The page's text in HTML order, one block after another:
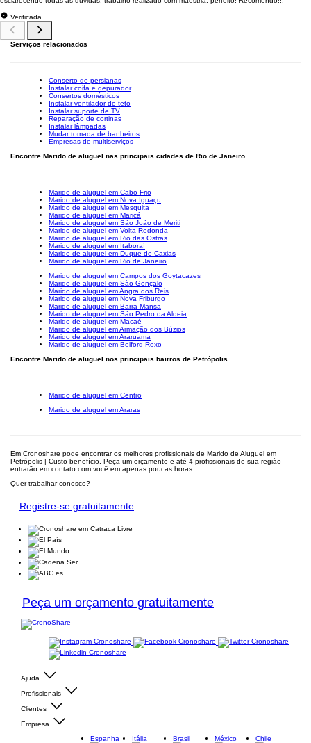
Verificada
Serviços relacionados
Conserto de persianas
Instalar coifa e depurador
Consertos domésticos
Instalar ventilador de teto
Instalar suporte de TV
Reparação de cortinas
Instalar lâmpadas
Mudar tomada de banheiros
Empresas de multiserviços
Encontre Marido de aluguel nas principais cidades de Rio de Janeiro
Marido de aluguel em Cabo Frio
Marido de aluguel em Nova Iguaçu
Marido de aluguel em Mesquita
Marido de aluguel em Maricá
Marido de aluguel em São João de Meriti
Marido de aluguel em Volta Redonda
Marido de aluguel em Rio das Ostras
Marido de aluguel em Itaboraí
Marido de aluguel em Duque de Caxias
Marido de aluguel em Rio de Janeiro
Marido de aluguel em Campos dos Goytacazes
Marido de aluguel em São Gonçalo
Marido de aluguel em Angra dos Reis
Marido de aluguel em Nova Friburgo
Marido de aluguel em Barra Mansa
Marido de aluguel em São Pedro da Aldeia
Marido de aluguel em Macaé
Marido de aluguel em Armação dos Búzios
Marido de aluguel em Araruama
Marido de aluguel em Belford Roxo
Encontre Marido de aluguel nos principais bairros de Petrópolis
Marido de aluguel em Centro
Marido de aluguel em Araras
Em Cronoshare pode encontrar os melhores profissionais de Marido de Aluguel em
Petrópolis | Custo-benefício. Peça um orçamento e até 4 profissionais de sua região
entrarão em contato com você em apenas poucas horas.
Quer trabalhar conosco?
Registre-se gratuitamente
Peça um orçamento gratuitamente
Ajuda
Profissionais
Clientes
Empresa
Espanha
Itália Brasil México Chile